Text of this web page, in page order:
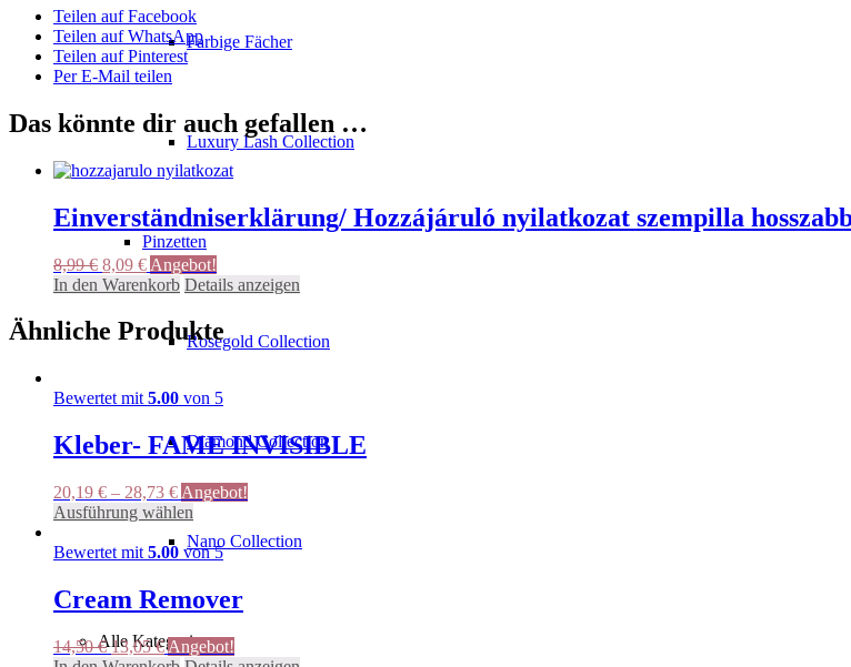
Farbige Fächer
Luxury Lash Collection
Pinzetten
Rosegold Collection
Diamond Collection
Nano Collection
Alle Kategorien
Teilen auf Facebook
Teilen auf WhatsApp
Teilen auf Pinterest
Per E-Mail teilen
Das könnte dir auch gefallen …
Einverständniserklärung/ Hozzájáruló nyilatkozat szempilla
8,99€ Ursprünglicher
Preis
8,99 €
8,09 €Aktueller
Preis
8,09 €.
Angebot!
In den Warenkorb Details anzeigen
Ähnliche Produkte
Bewertet mit 5.00 von 5
Kleber- FAME INVISIBLE
20,19 € – 28,73 € Angebot!
Ausführung wählen
Produkt
weist
auf.
Optionen
Bewertet mit 5.00 von 5
Cream Remover
14,50€Ursprünglicher
13,05€Aktueller
Angebot!